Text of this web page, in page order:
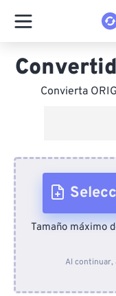
Convierta
Tamaño máximo
Al continuar,